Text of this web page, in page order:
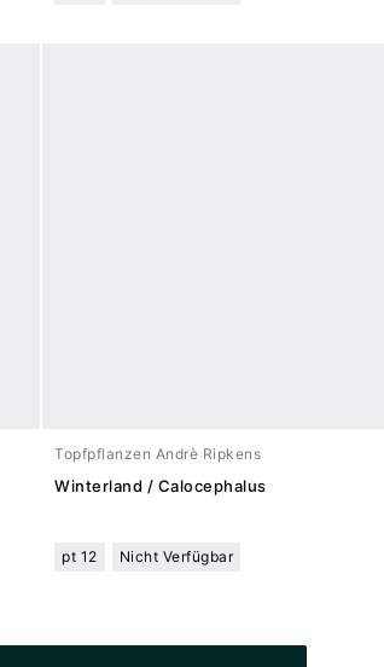
Topfpflanzen Andrè Ripkens
Winterland / Calocephalus
pt 12 Nicht Verfügbar